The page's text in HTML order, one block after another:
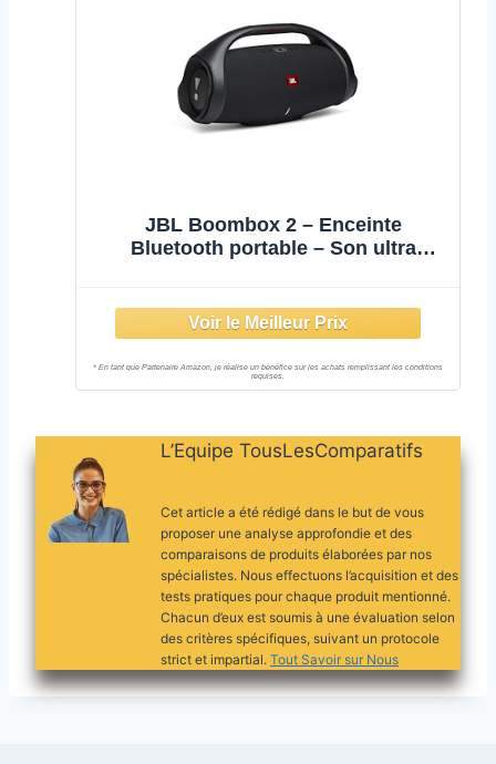
JBL Boombox 2 – Enceinte
Bluetooth portable – Son ultra
Étanche pour piscine & plage – Noir
L’Equipe TousLesComparatifs
Cet article a été rédigé dans le but de vous
proposer une analyse approfondie et des
comparaisons de produits élaborées par nos
spécialistes. Nous effectuons l’acquisition et des
tests pratiques pour chaque produit mentionné.
Chacun d’eux est soumis à une évaluation selon
des critères spécifiques, suivant un protocole
strict et impartial. Tout Savoir sur Nous